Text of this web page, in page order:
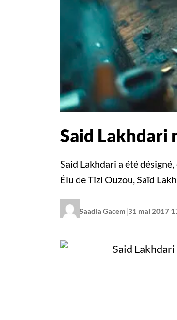
Said Lakhdari
Said Lakhdari a été
Élu de Tizi Ouzou, Saïd
Saadia Gacem|31 mai 2017